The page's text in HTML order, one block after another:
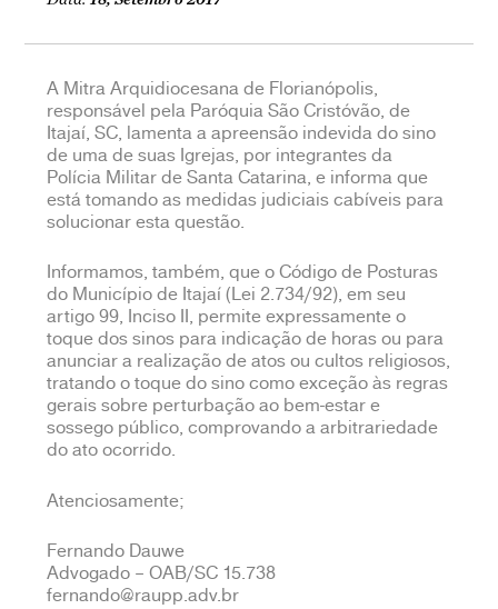
A Mitra Arquidiocesana de Florianópolis,
responsável pela Paróquia São Cristóvão, de
Itajaí, SC, lamenta a apreensão indevida do sino
de uma de suas Igrejas, por integrantes da
Polícia Militar de Santa Catarina, e informa que
está tomando as medidas judiciais cabíveis para
solucionar esta questão.
Informamos, também, que o Código de Posturas
do Município de Itajaí (Lei 2.734/92), em seu
artigo 99, Inciso II, permite expressamente o
toque dos sinos para indicação de horas ou para
anunciar a realização de atos ou cultos religiosos,
tratando o toque do sino como exceção às regras
gerais sobre perturbação ao bem-estar e
sossego público, comprovando a arbitrariedade
do ato ocorrido.
Atenciosamente;
Fernando Dauwe
Advogado – OAB/SC 15.738
fernando@raupp.adv.br